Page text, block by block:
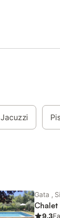
Jacuzzi
Gata ,
Chalet
9.3